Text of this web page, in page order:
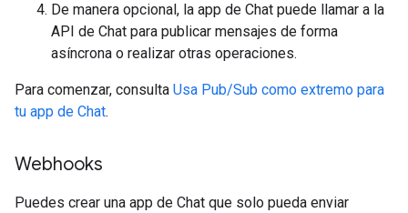
De manera opcional, la app de Chat puede llamar a la
API de Chat para publicar mensajes de forma
asíncrona o realizar otras operaciones.
Para comenzar, consulta Usa Pub/Sub como extremo para
tu app de Chat.
Webhooks
Puedes crear una app de Chat que solo pueda enviar